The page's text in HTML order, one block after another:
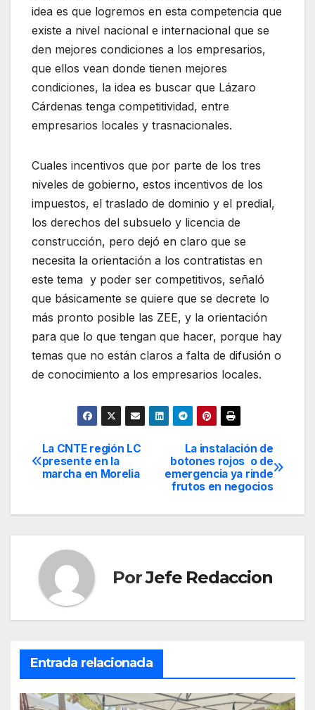
idea es que logremos en esta competencia que
existe a nivel nacional e internacional que se
den mejores condiciones a los empresarios,
que ellos vean donde tienen mejores
condiciones, la idea es buscar que Lázaro
Cárdenas tenga competitividad, entre
empresarios locales y trasnacionales.
Cuales incentivos que por parte de los tres
niveles de gobierno, estos incentivos de los
impuestos, el traslado de dominio y el predial,
los derechos del subsuelo y licencia de
construcción, pero dejó en claro que se
necesita la orientación a los contratistas en
este tema y poder ser competitivos, señaló
que básicamente se quiere que se decrete lo
más pronto posible las ZEE, y la orientación
para que lo que tengan que hacer, porque hay
temas que no están claros a falta de difusión o
de conocimiento a los empresarios locales.
Navegación
de
entradas
La instalación de
botones rojos o de
emergencia ya rinde
frutos en negocios
La CNTE región LC
presente en la
marcha en Morelia
PorJefe Redaccion
Entrada relacionada